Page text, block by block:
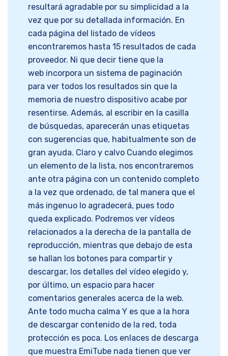
resultará agradable por su simplicidad a la
vez que por su detallada información. En
cada página del listado de vídeos
encontraremos hasta 15 resultados de cada
proveedor. Ni que decir tiene que la
web incorpora un sistema de paginación
para ver todos los resultados sin que la
memoria de nuestro dispositivo acabe por
resentirse. Además, al escribir en la casilla
de búsquedas, aparecerán unas etiquetas
con sugerencias que, habitualmente son de
gran ayuda. Claro y calvo Cuando elegimos
un elemento de la lista, nos encontraremos
ante otra página con un contenido completo
a la vez que ordenado, de tal manera que el
más ingenuo lo agradecerá, pues todo
queda explicado. Podremos ver vídeos
relacionados a la derecha de la pantalla de
reproducción, mientras que debajo de esta
se hallan los botones para compartir y
descargar, los detalles del vídeo elegido y,
por último, un espacio para hacer
comentarios generales acerca de la web.
Ante todo mucha calma Y es que a la hora
de descargar contenido de la red, toda
protección es poca. Los enlaces de descarga
que muestra EmiTube nada tienen que ver